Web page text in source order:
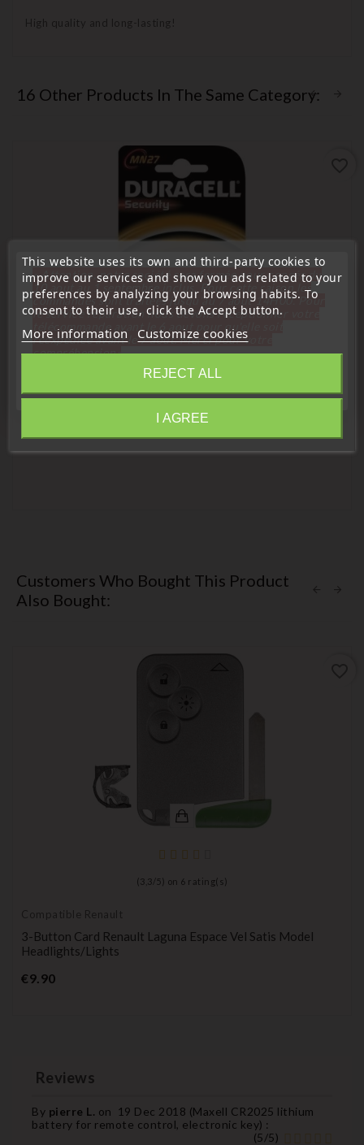
High quality and long-lasting!
16 Other Products In The Same Category:
Long-life lithium batteries
1x Duracell MN27 A27 12V Battery
€3.40Price
Customers Who Bought This Product
Also Bought:
( 3,3 / 5) on 6 rating(s)
Compatible Renault
3-Button Card Renault Laguna Espace Vel Satis Model
Headlights/lights
€9.90Price
Reviews
By pierre L. on 19 Dec 2018 (Maxell CR2025 lithium
battery for remote control, electronic key) :
(5/5)
This website uses its own and third-party cookies to
improve our services and show you ads related to your
preferences by analyzing your browsing habits. To
consent to their use, click the Accept button.
More information Customize cookies
REJECT ALL
I AGREE
« Attention, notre société sera fermée pour congés du
10 aout au 1 septembre inclus. Pour cette raison les
commandes sont traitées jusqu'au 7 aout 14H00. Pour
le service réparation nous devons réceptionner votre
télécommande avant le 6 aout pour qu'elle soit
réexpédiée avant le 7 aout. Merci pour votre
compréhension»
Close
Information